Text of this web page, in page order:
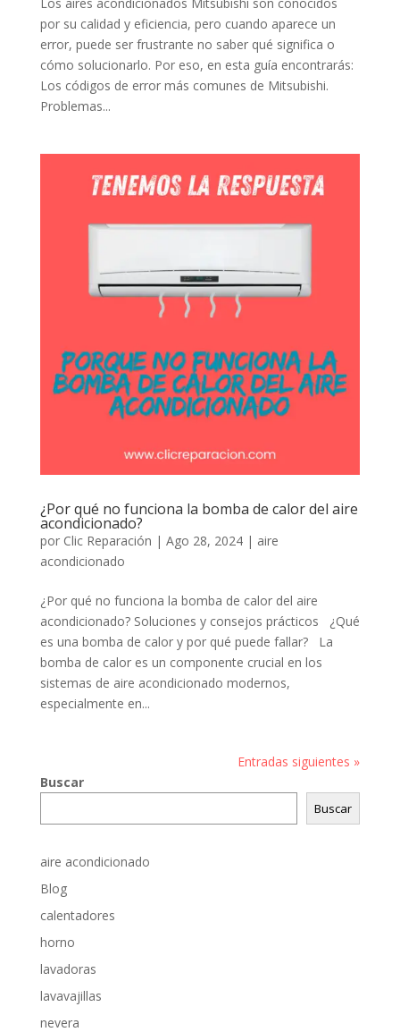
Los aires acondicionados Mitsubishi son conocidos
por su calidad y eficiencia, pero cuando aparece un
error, puede ser frustrante no saber qué significa o
cómo solucionarlo. Por eso, en esta guía encontrarás:
Los códigos de error más comunes de Mitsubishi.
Problemas...
¿Por qué no funciona la bomba de calor del aire
acondicionado?
por Clic Reparación | Ago 28, 2024| aire
acondicionado
¿Por qué no funciona la bomba de calor del aire
acondicionado? Soluciones y consejos prácticos ¿Qué
es una bomba de calor y por qué puede fallar? La
bomba de calor es un componente crucial en los
sistemas de aire acondicionado modernos,
especialmente en...
Entradas siguientes »
Buscar
Buscar
aire acondicionado
Blog
calentadores
horno
lavadoras
lavavajillas
nevera